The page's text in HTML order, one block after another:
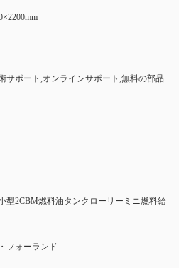
サポート,オンラインサポート,無料の部品
型2CBM燃料油タンクローリーミニ燃料給
フォーランド